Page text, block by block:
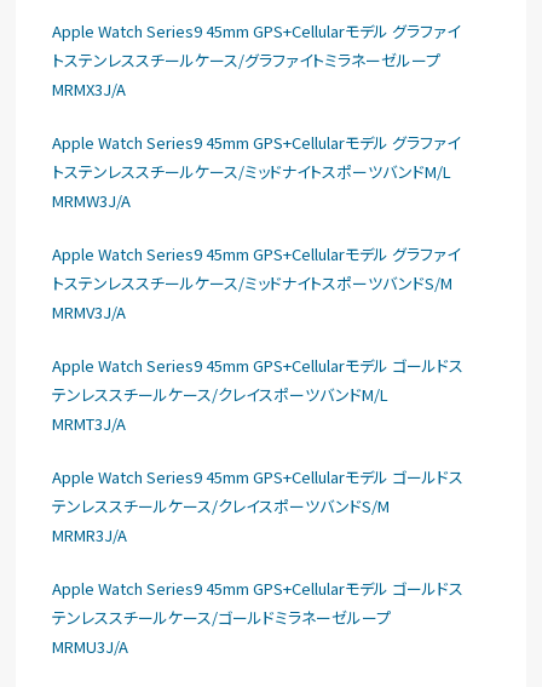
Apple Watch Series9 45mm GPS+Cellularモデル グラファイ
トステンレススチールケース/グラファイトミラネーゼループ
MRMX3J/A
Apple Watch Series9 45mm GPS+Cellularモデル グラファイ
トステンレススチールケース/ミッドナイトスポーツバンドM/L
MRMW3J/A
Apple Watch Series9 45mm GPS+Cellularモデル グラファイ
トステンレススチールケース/ミッドナイトスポーツバンドS/M
MRMV3J/A
Apple Watch Series9 45mm GPS+Cellularモデル ゴールドス
テンレススチールケース/クレイスポーツバンドM/L
MRMT3J/A
Apple Watch Series9 45mm GPS+Cellularモデル ゴールドス
テンレススチールケース/クレイスポーツバンドS/M
MRMR3J/A
Apple Watch Series9 45mm GPS+Cellularモデル ゴールドス
テンレススチールケース/ゴールドミラネーゼループ
MRMU3J/A